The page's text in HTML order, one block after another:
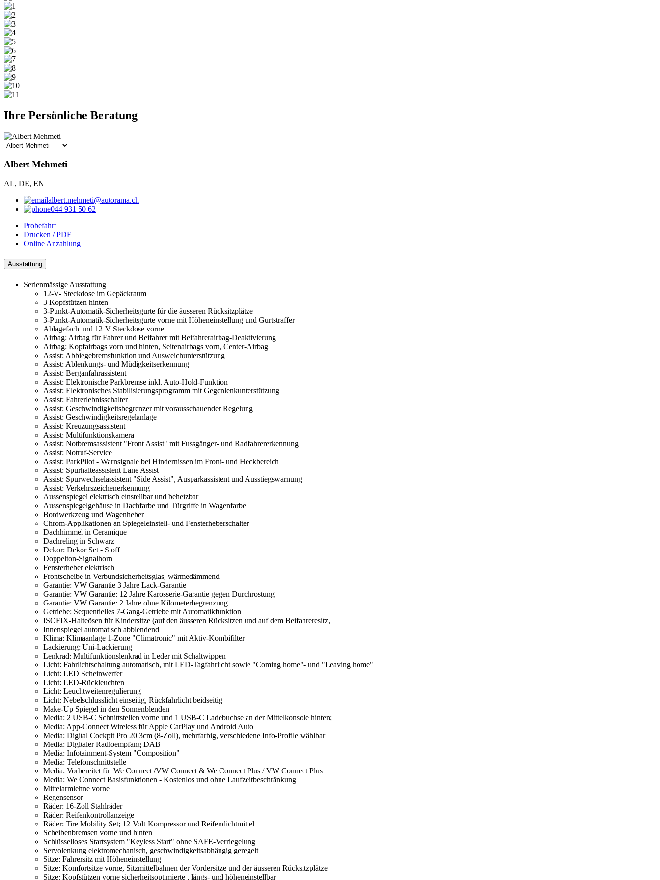
Ihre Persönliche Beratung
Albert Mehmeti
AL, DE, EN
albert.mehmeti@autorama.ch
044 931 50 62
Probefahrt
Drucken / PDF
Online Anzahlung
Ausstattung
Serienmässige Ausstattung
12-V- Steckdose im Gepäckraum
3 Kopfstützen hinten
3-Punkt-Automatik-Sicherheitsgurte für die äusseren Rücksitzplätze
3-Punkt-Automatik-Sicherheitsgurte vorne mit Höheneinstellung und Gurtstraffer
Ablagefach und 12-V-Steckdose vorne
Airbag: Airbag für Fahrer und Beifahrer mit Beifahrerairbag-Deaktivierung
Airbag: Kopfairbags vorn und hinten, Seitenairbags vorn, Center-Airbag
Assist: Abbiegebremsfunktion und Ausweichunterstützung
Assist: Ablenkungs- und Müdigkeitserkennung
Assist: Berganfahrassistent
Assist: Elektronische Parkbremse inkl. Auto-Hold-Funktion
Assist: Elektronisches Stabilisierungsprogramm mit Gegenlenkunterstützung
Assist: Fahrerlebnisschalter
Assist: Geschwindigkeitsbegrenzer mit vorausschauender Regelung
Assist: Geschwindigkeitsregelanlage
Assist: Kreuzungsassistent
Assist: Multifunktionskamera
Assist: Notbremsassistent "Front Assist" mit Fussgänger- und Radfahrererkennung
Assist: Notruf-Service
Assist: ParkPilot - Warnsignale bei Hindernissen im Front- und Heckbereich
Assist: Spurhalteassistent Lane Assist
Assist: Spurwechselassistent "Side Assist", Ausparkassistent und Ausstiegswarnung
Assist: Verkehrszeichenerkennung
Aussenspiegel elektrisch einstellbar und beheizbar
Aussenspiegelgehäuse in Dachfarbe und Türgriffe in Wagenfarbe
Bordwerkzeug und Wagenheber
Chrom-Applikationen an Spiegeleinstell- und Fensterheberschalter
Dachhimmel in Ceramique
Dachreling in Schwarz
Dekor: Dekor Set - Stoff
Doppelton-Signalhorn
Fensterheber elektrisch
Frontscheibe in Verbundsicherheitsglas, wärmedämmend
Garantie: VW Garantie 3 Jahre Lack-Garantie
Garantie: VW Garantie: 12 Jahre Karosserie-Garantie gegen Durchrostung
Garantie: VW Garantie: 2 Jahre ohne Kilometerbegrenzung
Getriebe: Sequentielles 7-Gang-Getriebe mit Automatikfunktion
ISOFIX-Halteösen für Kindersitze (auf den äusseren Rücksitzen und auf dem Beifahreresitz,
Innenspiegel automatisch abblendend
Klima: Klimaanlage 1-Zone "Climatronic" mit Aktiv-Kombifilter
Lackierung: Uni-Lackierung
Lenkrad: Multifunktionslenkrad in Leder mit Schaltwippen
Licht: Fahrlichtschaltung automatisch, mit LED-Tagfahrlicht sowie "Coming home"- und "Leaving home"
Licht: LED Scheinwerfer
Licht: LED-Rückleuchten
Licht: Leuchtweitenregulierung
Licht: Nebelschlusslicht einseitig, Rückfahrlicht beidseitig
Make-Up Spiegel in den Sonnenblenden
Media: 2 USB-C Schnittstellen vorne und 1 USB-C Ladebuchse an der Mittelkonsole hinten;
Media: App-Connect Wireless für Apple CarPlay und Android Auto
Media: Digital Cockpit Pro 20,3cm (8-Zoll), mehrfarbig, verschiedene Info-Profile wählbar
Media: Digitaler Radioempfang DAB+
Media: Infotainment-System "Composition"
Media: Telefonschnittstelle
Media: Vorbereitet für We Connect /VW Connect & We Connect Plus / VW Connect Plus
Media: We Connect Basisfunktionen - Kostenlos und ohne Laufzeitbeschränkung
Mittelarmlehne vorne
Regensensor
Räder: 16-Zoll Stahlräder
Räder: Reifenkontrollanzeige
Räder: Tire Mobility Set; 12-Volt-Kompressor und Reifendichtmittel
Scheibenbremsen vorne und hinten
Schlüsselloses Startsystem "Keyless Start" ohne SAFE-Verriegelung
Servolenkung elektromechanisch, geschwindigkeitsabhängig geregelt
Sitze: Fahrersitz mit Höheneinstellung
Sitze: Komfortsitze vorne, Sitzmittelbahnen der Vordersitze und der äusseren Rücksitzplätze
Sitze: Kopfstützen vorne sicherheitsoptimierte , längs- und höheneinstellbar